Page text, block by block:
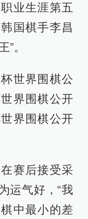
业生涯第五
国棋手李昌
。
世界围棋公
界围棋公开
界围棋公开
赛后接受采
运气好，“我
中最小的差